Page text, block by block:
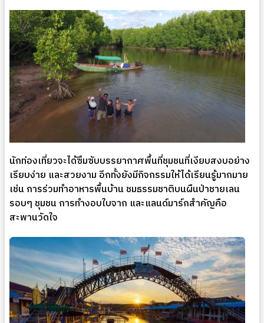
นักท่องเที่ยวจะได้ซึมซับบรรยากาศพื้นที่ชุมชนที่เงียบสงบอย่าง
เรียบง่าย และสวยงาม อีกทั้งยังมีกิจกรรมให้ได้เรียนรู้มากมาย
เช่น การร่วมทำอาหารพื้นบ้าน ชมธรรมชาติบนผืนป่าชายเลน
รอบๆ ชุมชน การทำงอบใบจาก และแลนด์มาร์กสำคัญคือ
สะพานวัดใจ